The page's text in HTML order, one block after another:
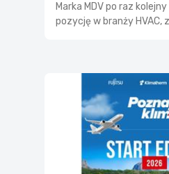
Marka MDV po raz
pozycję w branży HVAC,